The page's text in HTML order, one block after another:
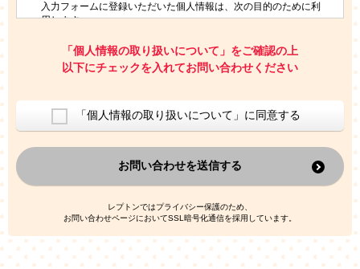
入力フォームに登録いただいた個人情報は、次の目的のために利
用します。
お問い合わせにお答えするため
レプトンのキャンペーンや新商品（新サービス）、新規開講教
室等をご案内するため
ご利用者の個人情報を、本人が特定されないデータに不可逆変
換した上で、広告・宣伝・販売促進活動に役立てること
上記の利用目的のために第三者へ提供すること
なお、この利用目的を超えた個人情報の取扱いは行いません。ま
た、これ以外の目的で個人情報を利用することはありません。
人情報を、本人が特定されないデータに不可逆変換した上で第三
者広告配信事業者においてマッチングを行い、その結果に基づい
て広告を配信することがあります。第三者広告配信事業者が、こ
れらの情報を広告配信以外の目的で利用することはありません。
「個人情報の取り扱いについて」をご確認の上
以下にチェックを入れてお問い合わせください
「個人情報の取り扱いについて」に同意する
お問い合わせを送信する
レプトンではプライバシー保護のため、
お問い合わせページにおいてSSL暗号化通信を採用しています。